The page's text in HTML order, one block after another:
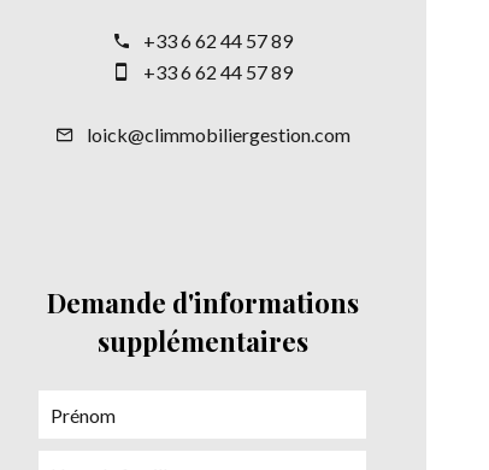
+33 6 62 44 57 89
+33 6 62 44 57 89
loick@climmobiliergestion.com
Demande d'informations
supplémentaires